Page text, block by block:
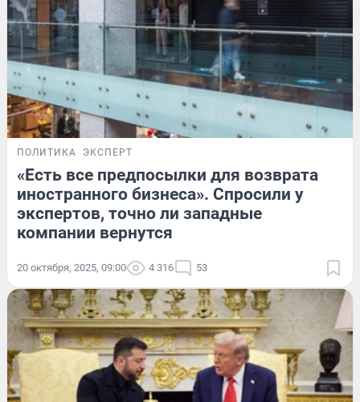
ПОЛИТИКА ЭКСПЕРТ
«Есть все предпосылки для возврата
иностранного бизнеса». Спросили у
экспертов, точно ли западные
компании вернутся
20 октября, 2025, 09:00 4 316 53